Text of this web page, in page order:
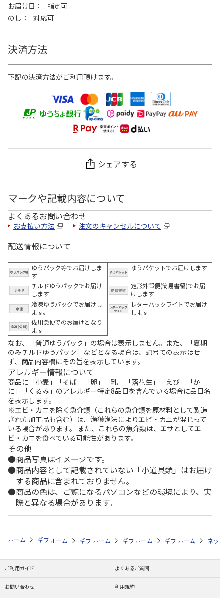
お届け日
指定可
のし
対応可
決済方法
下記の決済方法がご利用頂けます。
シェアする
マークや記載内容について
よくあるお問い合わせ
お支払い方法 注文のキャンセルについて
配送情報について
ゆうパック等でお届けしま
す
ゆうパケットでお届けします
チルドゆうパックでお届け
します
定形外郵便(簡易書留)でお届
けします
冷凍ゆうパックでお届けし
ます。
レターパックライトでお届け
します
佐川急便でのお届けとなり
ます
なお、「普通ゆうパック」の場合は表示しません。また、「夏期
のみチルドゆうパック」などとなる場合は、記号での表示はせ
ず、商品内容欄にその旨を表示しています。
アレルギー情報について
商品に「小麦」「そば」「卵」「乳」「落花生」「えび」「か
に」「くるみ」のアレルギー特定8品目を含んでいる場合に品目名
を表示します。
※エビ・カニを除く魚介類（これらの魚介類を原材料として製造
された加工品も含む）は、漁獲漁法によりエビ・カニが混じって
いる場合があります。 また、これらの魚介類は、エサとしてエ
ビ・カニを食べている可能性があります。
その他
商品写真はイメージです。
商品内容として記載されていない「小道具類」はお届け
する商品に含まれておりません。
商品の色は、ご覧になるパソコンなどの環境により、実
際と異なる場合があります。
ホーム ギフト通販 内祝い・お返し 結婚内祝い 今治謹製 紋織
ホーム ギフト通販 内祝い・お返し 結婚内祝い
ホーム ギフト通販 内祝い・お返し
ホーム ギフト通販 内
ホーム ネ
ご利用ガイド よくあるご質問
お問い合わせ 利用規約